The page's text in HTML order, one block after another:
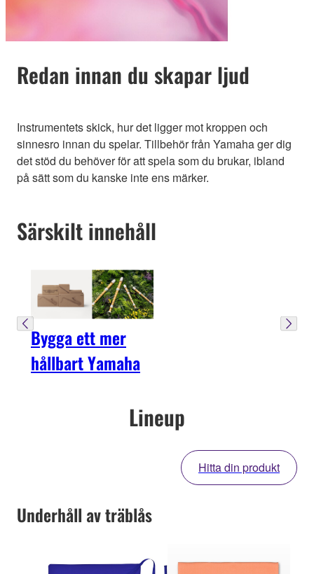
Redan innan du skapar ljud
Instrumentets skick, hur det ligger mot kroppen och
sinnesro innan du spelar. Tillbehör från Yamaha ger dig
det stöd du behöver för att spela som du brukar, ibland
på sätt som du kanske inte ens märker.
Särskilt innehåll
Bygga ett mer
hållbart Yamaha
Lineup
Hitta din produkt
Underhåll av träblås